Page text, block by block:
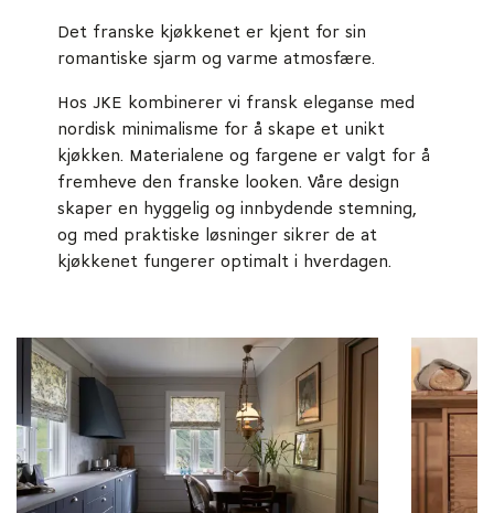
Det franske kjøkkenet er kjent for sin
romantiske sjarm og varme atmosfære.
Hos JKE kombinerer vi fransk eleganse med
nordisk minimalisme for å skape et unikt
kjøkken. Materialene og fargene er valgt for å
fremheve den franske looken. Våre design
skaper en hyggelig og innbydende stemning,
og med praktiske løsninger sikrer de at
kjøkkenet fungerer optimalt i hverdagen.